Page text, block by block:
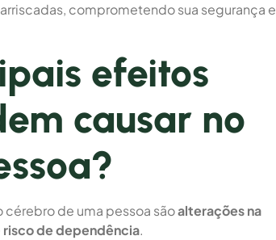
comprometendo sua segurança e
efeitos
causar no
de uma pessoa sãoalterações na
risco de dependência.